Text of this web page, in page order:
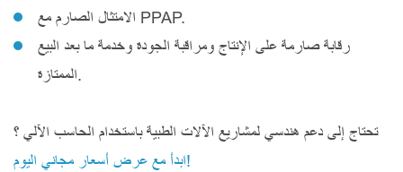
الامتثال الصارم مع PPAP.
رقابة صارمة على الإنتاج ومراقبة الجودة وخدمة ما بعد البيع
الممتازة.
تحتاج إلى دعم هندسي لمشاريع الآلات الطبية باستخدام الحاسب الآلي ؟
ابدأ مع عرض أسعار مجاني اليوم!